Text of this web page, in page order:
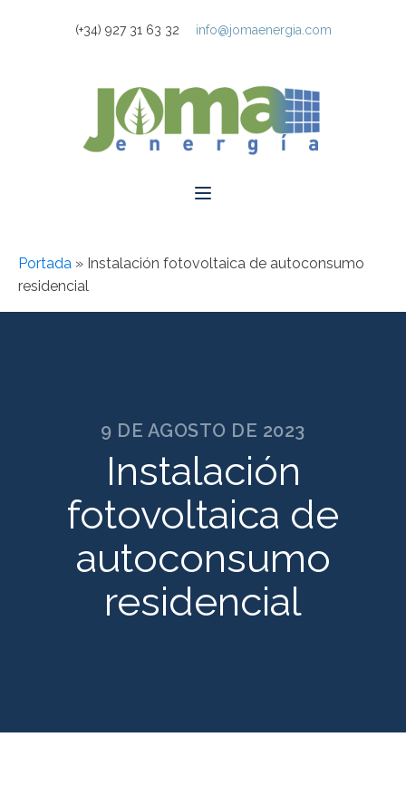
(+34) 927 31 63 32 info@jomaenergia.com
Portada » Instalación fotovoltaica de autoconsumo
residencial
9 DE AGOSTO DE 2023
Instalación
fotovoltaica de
autoconsumo
residencial